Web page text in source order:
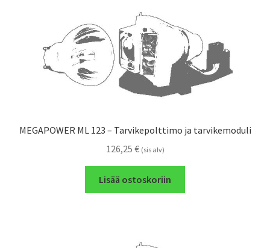
MEGAPOWER ML 123 – Tarvikepolttimo ja tarvikemoduli
126,25 € (sis alv)
Lisää ostoskoriin